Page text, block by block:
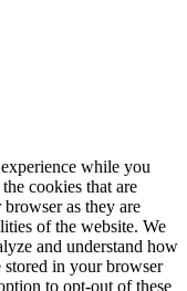
while you
cookies that are
browser as they are
of the website. We
and understand how
in your browser
to opt-out of these